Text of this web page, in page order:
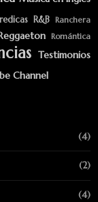
R&B Ranchera
Romántica
Testimonios
Channel
(4)
(2)
(4)